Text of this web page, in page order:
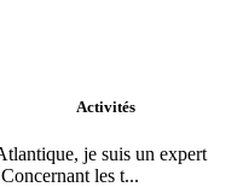
Activités
je suis un expert
les t...